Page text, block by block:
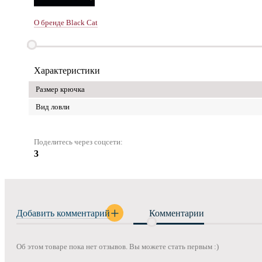
О бренде Black Cat
Характеристики
Размер крючка
Вид ловли
Поделитесь через соцсети:
3
Добавить комментарий Комментарии
Об этом товаре пока нет отзывов. Вы можете стать первым :)